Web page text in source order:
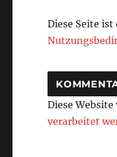
Diese Seite
Diese
verarbeitet